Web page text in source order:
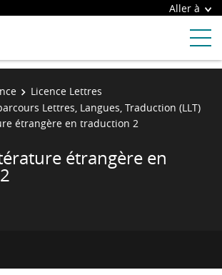
Aller à
Licence Lettres
Lettres, Langues, Traduction (LLT)
étrangère en traduction 2
étrangère en